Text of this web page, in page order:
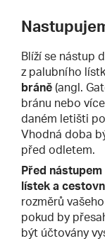
Blíží se nástup
z palubního
bráně (angl.
bránu nebo
daném letišti
Vhodná doba
před odletem.
Před
lístek a
rozměrů
pokud by
být účtovány